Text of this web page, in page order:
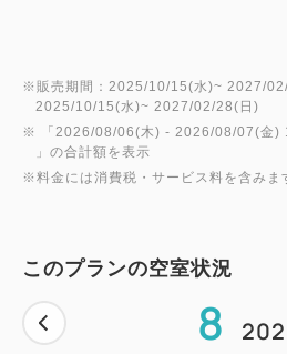
■ホテルフジタ福井の魅力
1：当館名物「ローストビーフ
ど、全50種類以上の朝食ビュッ
最適
4：366台収容の提携駐車場（
5：快眠をサポートするサータ
※販売期間：2025/10/15(水)~ 2027/02/
2025/10/15(水)~ 2027/02/28(日)
※ 「 2026/08/06(木) - 2026/08/07(金)
」の合計額を表示
※料金には消費税・サービス料を含みま
このプランの空室状況
8